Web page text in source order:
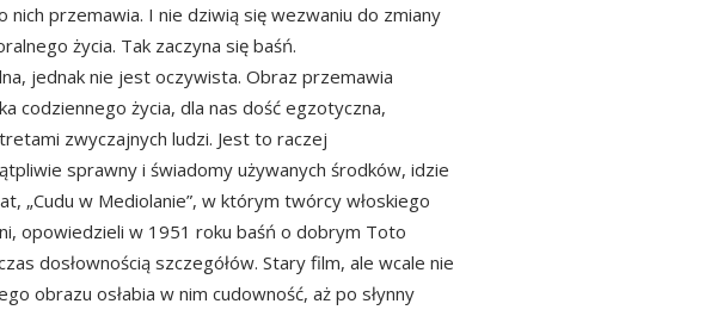
przemawia. I nie dziwią się wezwaniu do zmiany
życia. Tak zaczyna się baśń.
jednak nie jest oczywista. Obraz przemawia
codziennego życia, dla nas dość egzotyczna,
zwyczajnych ludzi. Jest to raczej
sprawny i świadomy używanych środków, idzie
„Cudu w Mediolanie”, w którym twórcy włoskiego
opowiedzieli w 1951 roku baśń o dobrym Toto
dosłownością szczegółów. Stary film, ale wcale nie
obrazu osłabia w nim cudowność, aż po słynny